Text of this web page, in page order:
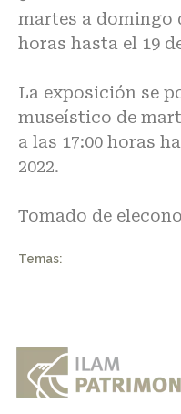
martes a domingo
horas hasta el 19
La exposición se
museístico de
a las 17:00 horas
2022.
Tomado de
Temas: